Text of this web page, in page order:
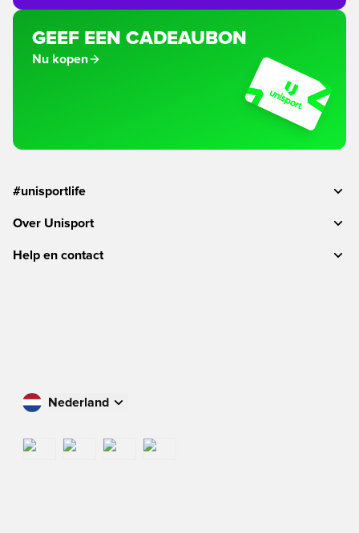
GEEF EEN CADEAUBON
Nu kopen
#unisportlife
Over Unisport
Help en contact
Nederland